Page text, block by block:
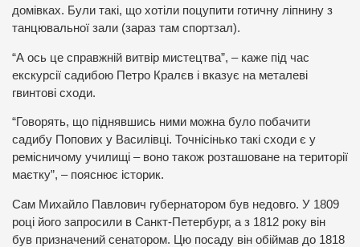
домівках. Були такі, що хотіли поцупити готичну ліпнину з
танцювальної зали (зараз там спортзал).
“А ось це справжній витвір мистецтва”, – каже під час
екскурсії садибою Петро Кралєв і вказує на металеві
гвинтові сходи.
“Говорять, що піднявшись ними можна було побачити
садибу Попових у Василівці. Точнісінько такі сходи є у
ремісничому училищі – воно також розташоване на території
маєтку”, – пояснює історик.
Сам Михайло Павлович губернатором був недовго. У 1809
році його запросили в Санкт-Петербург, а з 1812 року він
був призначений сенатором. Цю посаду він обіймав до 1818